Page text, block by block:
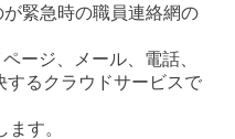
緊急時の職員連絡網の
ージ、メール、電話、
するクラウドサービスで
す。